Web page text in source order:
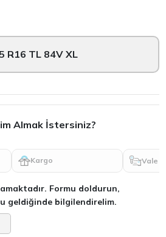
R16 TL 84V XL
Almak İstersiniz?
Kargo Vale
Formu doldurun,
geldiğinde bilgilendirelim.